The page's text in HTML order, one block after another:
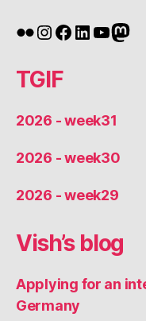
Flickr
Instagram
Facebook
LinkedIn
TGIF
2026 - week31
2026 - week30
2026 - week29
Vish’s blog
Applying for an
Germany